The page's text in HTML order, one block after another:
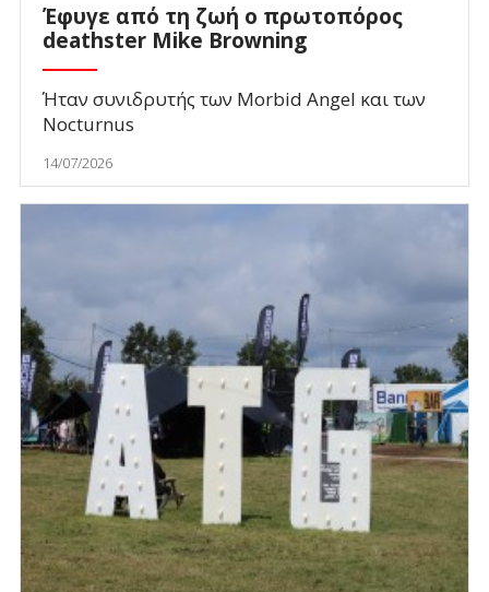
Έφυγε από τη ζωή ο πρωτοπόρος
deathster Mike Browning
Ήταν συνιδρυτής των Morbid Angel και των
Nocturnus
14/07/2026